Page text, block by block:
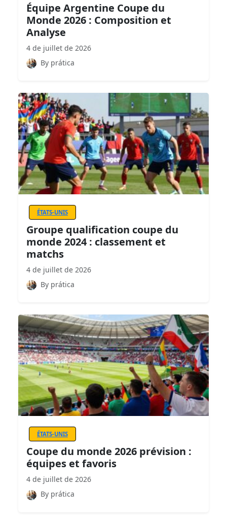
Équipe Argentine Coupe du
Monde 2026 : Composition et
Analyse
4 de juillet de 2026
By prática
ÉTATS-UNIS
Groupe qualification coupe du
monde 2024 : classement et
matchs
4 de juillet de 2026
By prática
ÉTATS-UNIS
Coupe du monde 2026 prévision :
équipes et favoris
4 de juillet de 2026
By prática